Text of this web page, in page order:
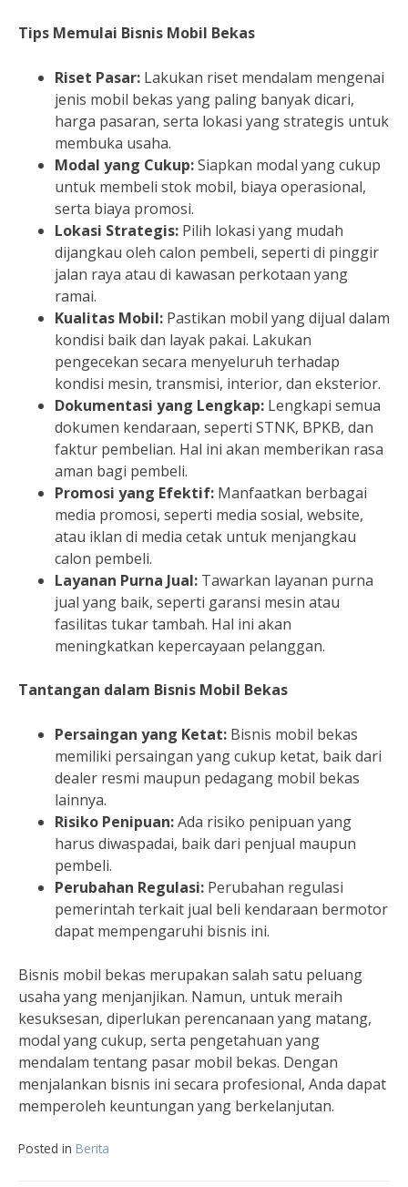
Tips Memulai Bisnis Mobil Bekas
Riset Pasar: Lakukan riset mendalam mengenai
jenis mobil bekas yang paling banyak dicari,
harga pasaran, serta lokasi yang strategis untuk
membuka usaha.
Modal yang Cukup:Siapkan modal yang cukup
untuk membeli stok mobil, biaya operasional,
serta biaya promosi.
Lokasi Strategis: Pilih lokasi yang mudah
dijangkau oleh calon pembeli, seperti di pinggir
jalan raya atau di kawasan perkotaan yang
ramai.
Kualitas Mobil: Pastikan mobil yang dijual dalam
kondisi baik dan layak pakai. Lakukan
pengecekan secara menyeluruh terhadap
kondisi mesin, transmisi, interior, dan eksterior.
Dokumentasi yang Lengkap: Lengkapi semua
dokumen kendaraan, seperti STNK, BPKB, dan
faktur pembelian. Hal ini akan memberikan rasa
aman bagi pembeli.
Promosi yang Efektif: Manfaatkan berbagai
media promosi, seperti media sosial, website,
atau iklan di media cetak untuk menjangkau
calon pembeli.
Layanan Purna Jual: Tawarkan layanan purna
jual yang baik, seperti garansi mesin atau
fasilitas tukar tambah. Hal ini akan
meningkatkan kepercayaan pelanggan.
Tantangan dalam Bisnis Mobil Bekas
Persaingan yang Ketat: Bisnis mobil bekas
memiliki persaingan yang cukup ketat, baik dari
dealer resmi maupun pedagang mobil bekas
lainnya.
Risiko Penipuan:Ada risiko penipuan yang
harus diwaspadai, baik dari penjual maupun
pembeli.
Perubahan Regulasi: Perubahan regulasi
pemerintah terkait jual beli kendaraan bermotor
dapat mempengaruhi bisnis ini.
Bisnis mobil bekas merupakan salah satu peluang
usaha yang menjanjikan. Namun, untuk meraih
kesuksesan, diperlukan perencanaan yang matang,
modal yang cukup, serta pengetahuan yang
mendalam tentang pasar mobil bekas. Dengan
menjalankan bisnis ini secara profesional, Anda dapat
memperoleh keuntungan yang berkelanjutan.
Posted in Berita